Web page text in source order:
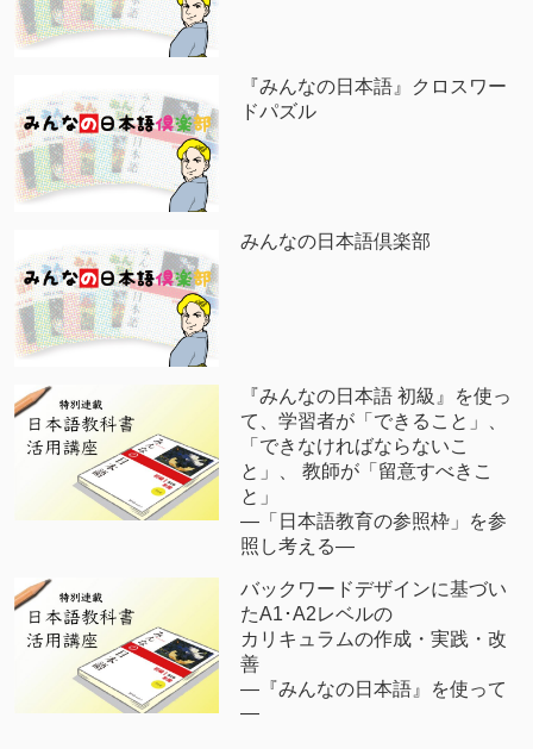
『みんなの日本語』クロスワー
ドパズル
みんなの日本語倶楽部
『みんなの日本語 初級』を使っ
て、学習者が「できること」、
「できなければならないこ
と」、 教師が「留意すべきこ
と」
―「日本語教育の参照枠」を参
照し考える―
バックワードデザインに基づい
たA1･A2レベルの
カリキュラムの作成・実践・改
善
―『みんなの日本語』を使って
―